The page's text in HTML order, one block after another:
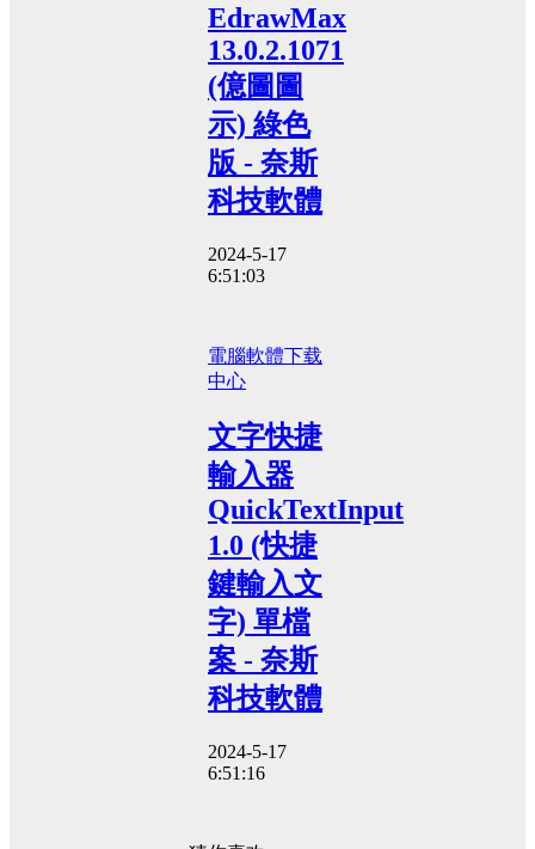
EdrawMax
13.0.2.1071
(億圖圖
示) 綠色
版 - 奈斯
科技軟體
2024-5-17
6:51:03
電腦軟體下载
中心
文字快捷
輸入器
QuickTextInput
1.0 (快捷
鍵輸入文
字) 單檔
案 - 奈斯
科技軟體
2024-5-17
6:51:16